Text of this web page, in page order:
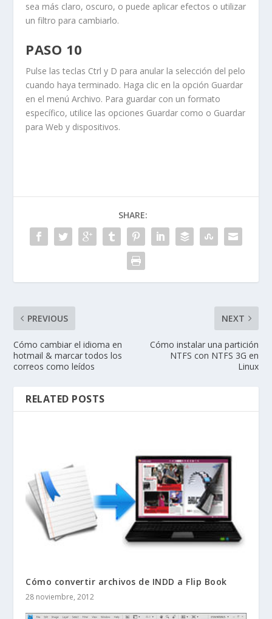
sea más claro, oscuro, o puede aplicar efectos o utilizar
un filtro para cambiarlo.
PASO 10
Pulse las teclas Ctrly D para anular la selección del pelo
cuando haya terminado. Haga clic en la opción Guardar
en el menúArchivo. Para guardar con un formato
específico, utilice las opciones Guardar como o Guardar
para Web y dispositivos.
SHARE:
PREVIOUS
Cómo cambiar el idioma en
hotmail & marcar todos los
correos como leídos
NEXT
Cómo instalar una partición
NTFS con NTFS 3G en
Linux
RELATED POSTS
Cómo convertir archivos de INDD a Flip Book
28 noviembre, 2012